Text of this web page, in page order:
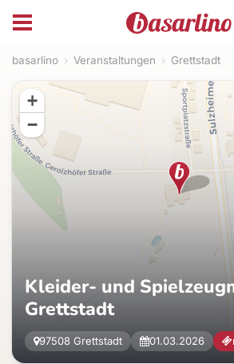
basarlino › Veranstaltungen › Grettstadt
Kleider- und
Grettstadt
97508 Grettstadt 01.03.2026
+
−